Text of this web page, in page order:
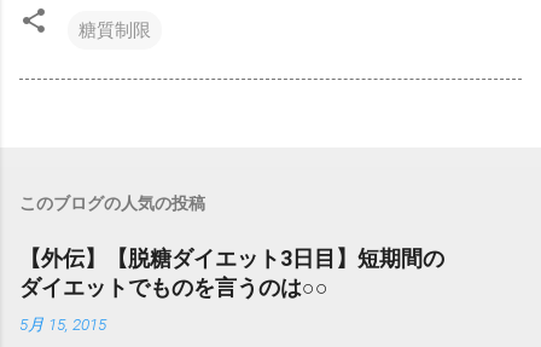
糖質制限
このブログの人気の投稿
【外伝】【脱糖ダイエット3日目】短期間の
ダイエットでものを言うのは○○
5月 15, 2015